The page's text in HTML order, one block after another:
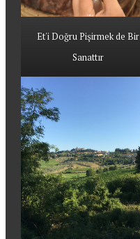
Et'i Doğru Pişirmek de Bir
Sanattır